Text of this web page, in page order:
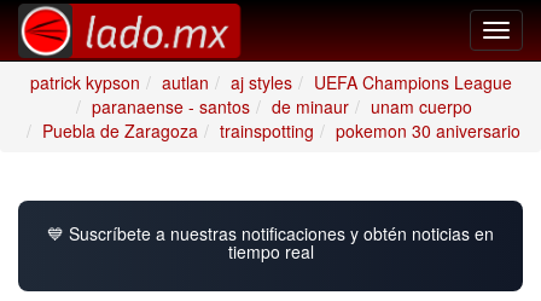
patrick kypson
autlan aj styles
UEFA Champions League
paranaense - santos
de minaur
unam cuerpo
Puebla de Zaragoza
trainspotting pokemon 30 aniversario
💙 Suscríbete a nuestras notificaciones y obtén noticias en
tiempo real